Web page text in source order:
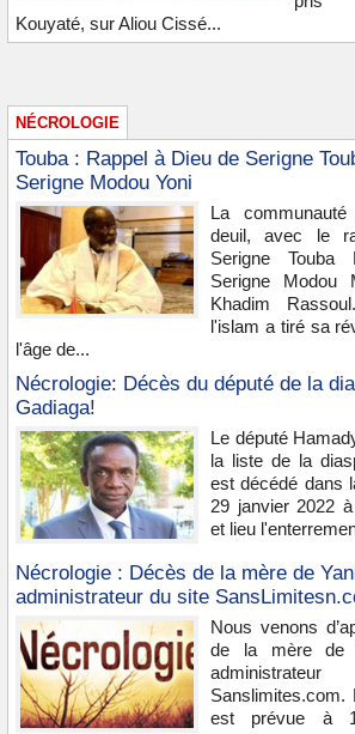
Kouyaté, sur Aliou Cissé...
NÉCROLOGIE
Touba : Rappel à Dieu de Serigne
Serigne Modou Yoni
La
deuil, avec le
Serigne
Serigne Modou
Khadim
l'islam a tiré sa
l'âge de...
Nécrologie: Décès du député de la
Gadiaga!
Le député
la liste de la
est décédé dans
29 janvier 2022
et lieu
Nécrologie : Décès de la mère de
administrateur du site
Nous venons
de la mère de
Sanslimites.com.
est prévue à